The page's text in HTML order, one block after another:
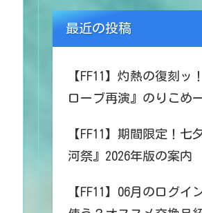
最近の投稿
【FF11】灼熱の復刻ッ
ローブ再演』のりこめ
【FF11】期間限定！七
河祭』2026年版の案内
【FF11】06月のログイ